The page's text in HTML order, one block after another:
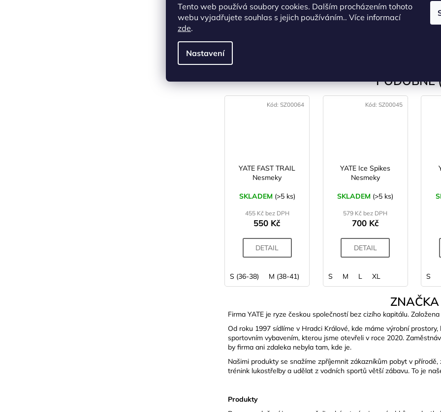
Tento web používá soubory cookies. Dalším procházením tohoto
webu vyjadřujete souhlas s jejich používáním.. Více informací
zde.
Nastavení
66 Kč bez DPH
80 Kč
PODOBNÉ
YATE FAST TRAIL
Nesmeky
SKLADEM (>5 ks)
455 Kč bez DPH
550 Kč
DETAIL
S (36-38) M (38-41) L (42-44) XL (44-47)
Kód:SZ00064
YATE Ice Spikes
Nesmeky
SKLADEM (>5 ks)
579 Kč bez DPH
700 Kč
DETAIL
S M L XL
Kód: SZ00045
S
ZNAČKA
Firma YATE je ryze českou společností bez cizího kapitálu.
Od roku 1997 sídlíme v Hradci Králové, kde máme výrobní
sportovním vybavením, kterou jsme otevřeli v roce 2020.
by firma ani zdaleka nebyla tam, kde je.
Našimi produkty se snažíme zpříjemnit zákazníkům pobyt v
trénink lukostřelby a udělat z vodních sportů větší zábavu. To je
Produkty